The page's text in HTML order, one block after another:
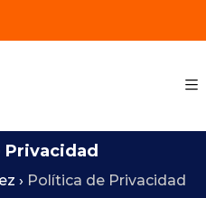
› Política de Privacidad